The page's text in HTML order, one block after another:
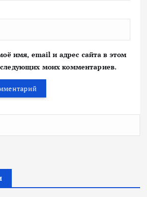
имя, email и адрес сайта в этом
моих комментариев.